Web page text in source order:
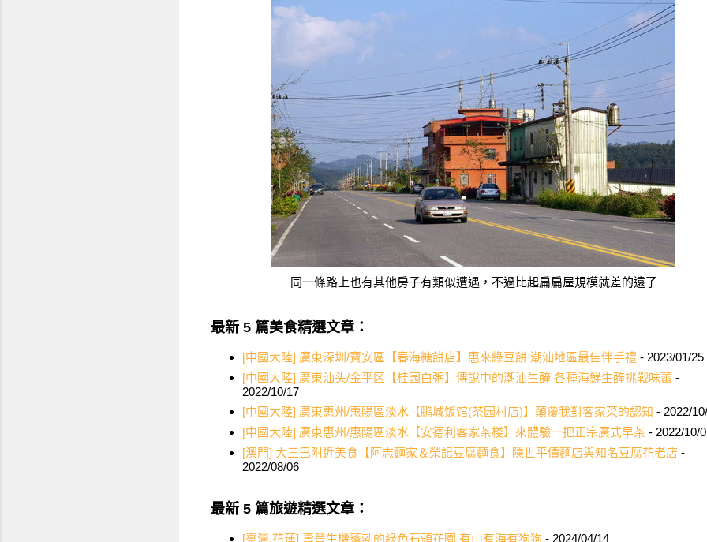
同一條路上也有其他房子有類似遭遇，不過比起扁扁屋規模就差的遠了
最新 5 篇美食精選文章：
[中國大陸] 廣東深圳/寶安區【春海糖餅店】惠來綠豆餅 潮汕地區最佳伴手禮 - 2023/01/25
[中國大陸] 廣東汕头/金平区【桂园白粥】傳說中的潮汕生醃 各種海鮮生醃挑戰味蕾 -
2022/10/17
[中國大陸] 廣東惠州/惠陽區淡水【鹏城饭馆(茶园村店)】顛覆我對客家菜的認知 - 2022/
[中國大陸] 廣東惠州/惠陽區淡水【安德利客家茶楼】來體驗一把正宗廣式早茶 - 2022/10/
[澳門] 大三巴附近美食【阿志麵家＆榮記豆腐麵食】隱世平價麵店與知名豆腐花老店 -
2022/08/06
最新 5 篇旅遊精選文章：
[臺灣.花蓮] 壽豐生機蓬勃的綠色石頭花園 有山有海有狗狗 - 2024/04/14